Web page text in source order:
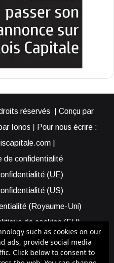
réservés | Conçu par
Ionos | Pour nous écrire :
|
de confidentialité
(UE)
(US)
(Royaume-Uni)
de cookies (EU)
Cookie Policy (US)
à Blois Capitale
such as cookies on our
ads, provide social media
Click below to consent to